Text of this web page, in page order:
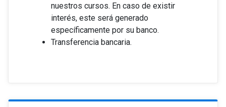
nuestros cursos. En caso de existir
interés, este será generado
específicamente por su banco.
Transferencia bancaria.